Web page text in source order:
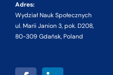
Adres:
Wydział Nauk Społecznych
ul. Marii Janion 3, pok. D208,
80-309 Gdańsk, Poland